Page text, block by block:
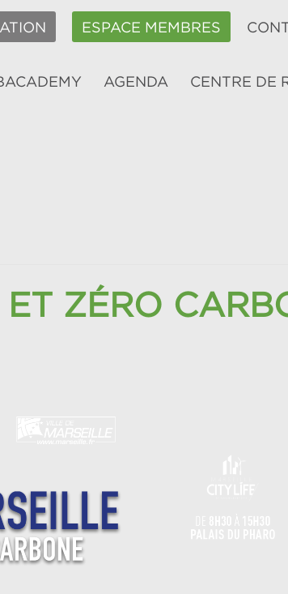
ESPACE MEMBRES
AGENDA CENTRE DE
ZÉRO